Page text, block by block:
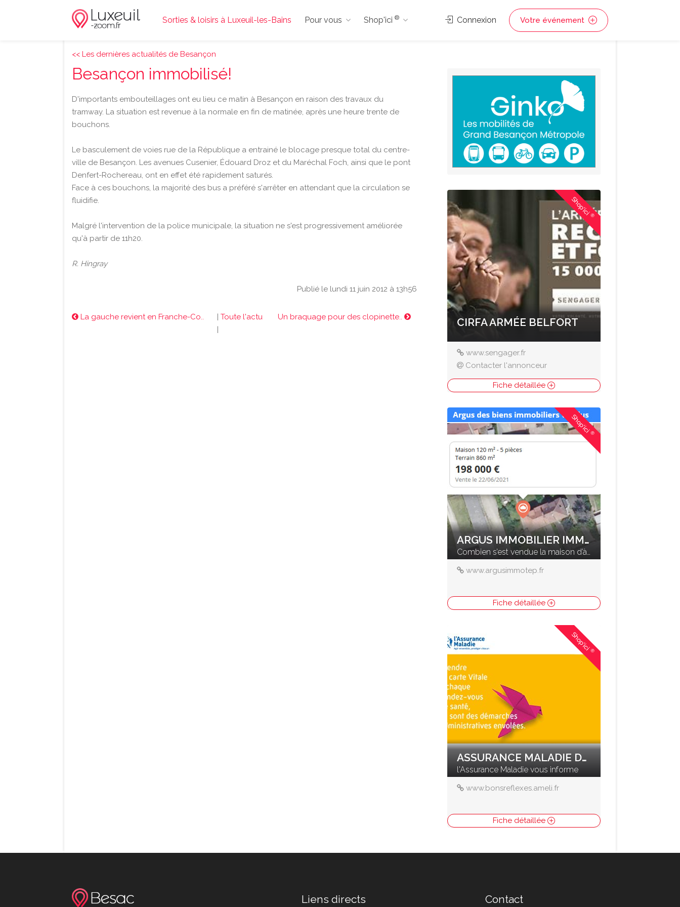
Sorties & loisirs à Luxeuil-les-Bains Pour vous Shop'ici® Connexion Votre événement
<< Les dernières actualités de Besançon
Besançon immobilisé!
D'importants embouteillages ont eu lieu ce matin à Besançon en raison des travaux du
tramway. La situation est revenue à la normale en fin de matinée, après une heure trente de
bouchons.
Le basculement de voies rue de la République a entrainé le blocage presque total du centre-
ville de Besançon. Les avenues Cusenier, Édouard Droz et du Maréchal Foch, ainsi que le pont
Denfert-Rochereau, ont en effet été rapidement saturés.
Face à ces bouchons, la majorité des bus a préféré s'arrêter en attendant que la circulation se
fluidifie.
Malgré l'intervention de la police municipale, la situation ne s'est progressivement améliorée
qu'à partir de 11h20.
R. Hingray
Publié le lundi 11 juin 2012 à 13h56
La gauche revient en Franche-Co.. | Toute l'actu
|
Un braquage pour des clopinette..
Shop'ici®
CIRFA ARMÉE BELFORT
www.sengager.fr
Contacter l'annonceur
Fiche détaillée
Shop'ici®
ARGUS IMMOBILIER IMMOTEP
Combien s’est vendue la maison d’à coté ?
www.argusimmotep.fr
Fiche détaillée
Shop'ici®
ASSURANCE MALADIE DU DOUBS
l'Assurance Maladie vous informe
www.bonsreflexes.ameli.fr
Fiche détaillée
Liens directs Contact